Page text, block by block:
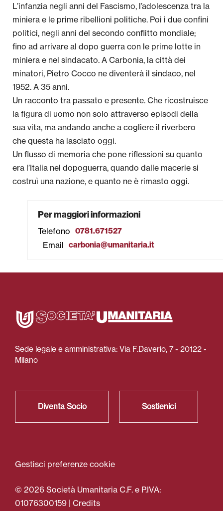
L’infanzia negli anni del Fascismo, l’adolescenza tra la
miniera e le prime ribellioni politiche. Poi i due confini
politici, negli anni del secondo conflitto mondiale;
fino ad arrivare al dopo guerra con le prime lotte in
miniera e nel sindacato. A Carbonia, la città dei
minatori, Pietro Cocco ne diventerà il sindaco, nel
1952. A 35 anni.
Un racconto tra passato e presente. Che ricostruisce
la figura di uomo non solo attraverso episodi della
sua vita, ma andando anche a cogliere il riverbero
che questa ha lasciato oggi.
Un flusso di memoria che pone riflessioni su quanto
era l’Italia nel dopoguerra, quando dalle macerie si
costruì una nazione, e quanto ne è rimasto oggi.
Per maggiori informazioni
Telefono 0781.671527
Email carbonia@umanitaria.it
Sede legale e amministrativa: Via F.Daverio, 7 - 20122 -
Milano
Diventa Socio Sostienici
Gestisci preferenze cookie
© 2026 Società Umanitaria C.F. e P.IVA:
01076300159 | Credits